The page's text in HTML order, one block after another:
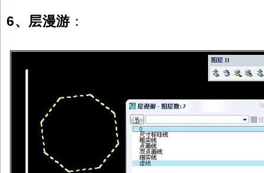
6、层漫游：